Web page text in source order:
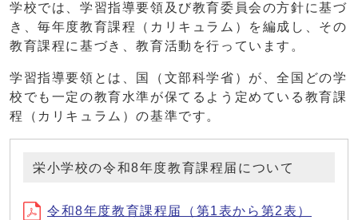
学校では、学習指導要領及び教育委員会の方針に基づ
き、毎年度教育課程（カリキュラム）を編成し、その
教育課程に基づき、教育活動を行っています。
学習指導要領とは、国（文部科学省）が、全国どの学
校でも一定の教育水準が保てるよう定めている教育課
程（カリキュラム）の基準です。
栄小学校の令和8年度教育課程届について
令和8年度教育課程届（第1表から第2表）